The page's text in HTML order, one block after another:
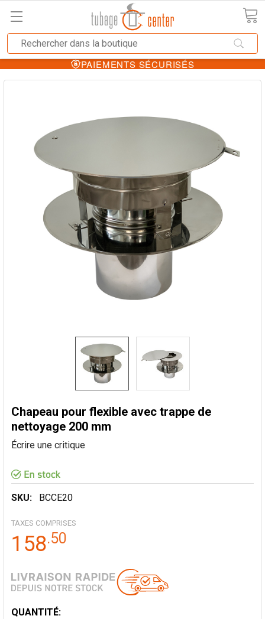
PAIEMENTS SÉCURISÉS
Chapeau pour flexible avec trappe de
nettoyage 200 mm
Écrire une critique
SKU: BCCE20
TAXES COMPRISES
158.50
STOCK
QUANTITÉ: